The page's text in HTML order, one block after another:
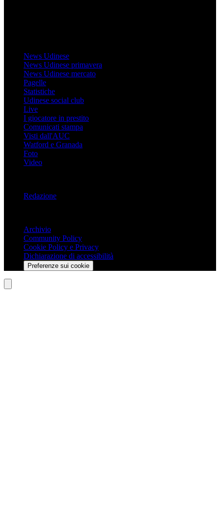
News Udinese
News Udinese primavera
News Udinese mercato
Pagelle
Statistiche
Udinese social club
Live
I giocatore in prestito
Comunicati stampa
Visti dall'AUC
Watford e Granada
Foto
Video
Redazione
Archivio
Community Policy
Cookie Policy e Privacy
Dichiarazione di accessibilità
Preferenze sui cookie